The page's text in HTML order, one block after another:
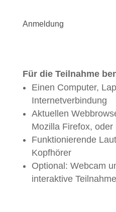
Anmeldung
Für die Teilnahme
Einen Computer,
Internetverbindung
Aktuellen
Mozilla Firefox,
Funktionierende
Kopfhörer
Optional: Webcam
interaktive Teilnahme